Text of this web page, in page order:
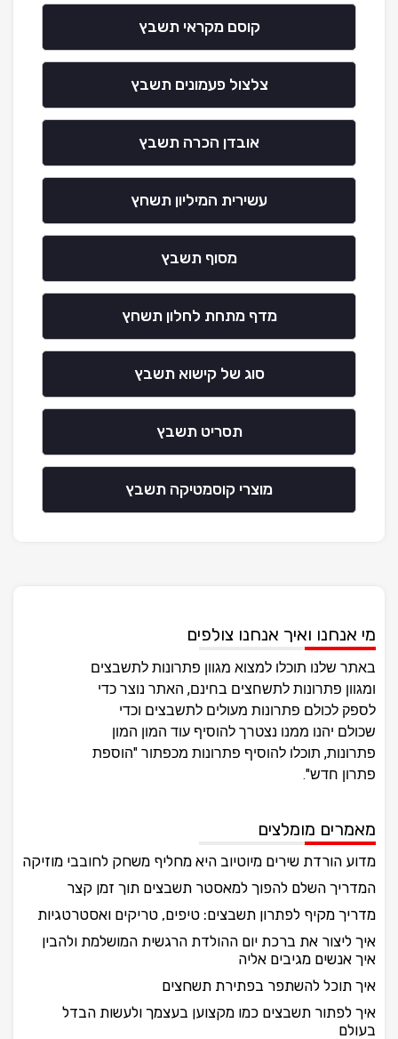
קוסם מקראי תשבץ
צלצול פעמונים תשבץ
אובדן הכרה תשבץ
עשירית המיליון תשחץ
מסוף תשבץ
מדף מתחת לחלון תשחץ
סוג של קישוא תשבץ
תסריט תשבץ
מוצרי קוסמטיקה תשבץ
מי אנחנו ואיך אנחנו צולפים
באתר שלנו תוכלו למצוא מגוון פתרונות לתשבצים
ומגוון פתרונות לתשחצים בחינם, האתר נוצר כדי
לספק לכולם פתרונות מעולים לתשבצים וכדי
שכולם יהנו ממנו נצטרך להוסיף עוד המון המון
פתרונות, תוכלו להוסיף פתרונות מכפתור "הוספת
פתרון חדש".
מאמרים מומלצים
מדוע הורדת שירים מיוטיוב היא מחליף משחק לחובבי מוזיקה
המדריך השלם להפוך למאסטר תשבצים תוך זמן קצר
מדריך מקיף לפתרון תשבצים: טיפים, טריקים ואסטרטגיות
איך ליצור את ברכת יום ההולדת הרגשית המושלמת ולהבין
איך אנשים מגיבים אליה
איך תוכל להשתפר בפתירת תשחצים
איך לפתור תשבצים כמו מקצוען בעצמך ולעשות הבדל
בעולם